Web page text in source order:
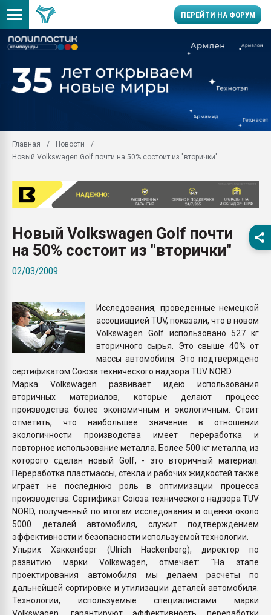
ПЕРЕЙТИ НА ФОРУМ
универсальны, что
умельцы изготовили
Продажа готового
производство SPC
29.07.2026 ФРП помог
Помощь в подборе
ближайшее
Подмосковье, Москва
28.07.2026
28.07.2026
ситуацией на
ПЕРЕЙТИ НА
Главная
Новости
Новый Volkswagen Golf почти на 50% состоит из "вторички"
Новый Volkswagen Golf почти
на 50% состоит из "вторички"
02/03/2009
Исследования, проведенные немецкой
ассоциацией TUV, показали, что в новом
Volkswagen Golf использовано 527 кг
вторичного сырья. Это свыше 40% от
массы автомобиля. Это подтверждено
сертификатом Союза технического надзора TUV NORD.
Марка Volkswagen развивает идею использования
вторичных материалов, которые делают процесс
производства более экономичным и экологичным. Стоит
отметить, что наибольшее значение в отношении
экологичности производства имеет переработка и
повторное использование металла. Более 500 кг металла, из
которого сделан новый Golf, - это вторичный материал.
Переработка пластмассы, стекла и рабочих жидкостей также
играет не последнюю роль в оптимизации процесса
производства. Сертификат Союза технического надзора TUV
NORD, полученный по итогам исследования и оценки около
5000 деталей автомобиля, служит подтверждением
эффективности и безопасности используемой технологии.
Ульрих Хаккенберг (Ulrich Hackenberg), директор по
развитию марки Volkswagen, отмечает: "На этапе
проектирования автомобиля мы делаем расчеты по
дальнейшей сортировке и утилизации деталей автомобиля.
Технологии, используемые специалистами марки
Volkswagen, гарантируют эффективность переработки